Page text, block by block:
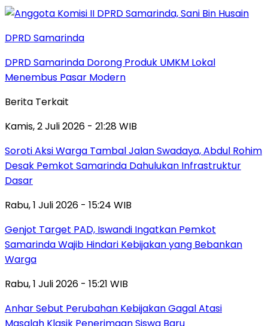
DPRD Samarinda
DPRD Samarinda Dorong Produk UMKM Lokal
Menembus Pasar Modern
Berita Terkait
Kamis, 2 Juli 2026 - 21:28 WIB
Soroti Aksi Warga Tambal Jalan Swadaya, Abdul Rohim
Desak Pemkot Samarinda Dahulukan Infrastruktur
Dasar
Rabu, 1 Juli 2026 - 15:24 WIB
Genjot Target PAD, Iswandi Ingatkan Pemkot
Samarinda Wajib Hindari Kebijakan yang Bebankan
Warga
Rabu, 1 Juli 2026 - 15:21 WIB
Anhar Sebut Perubahan Kebijakan Gagal Atasi
Masalah Klasik Penerimaan Siswa Baru